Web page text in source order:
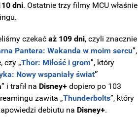
dni. Ostatnie trzy filmy MCU właśnie
czekaćaż 109 dni, czyli znacznie
Pantera: Wakanda w moim sercu”,
czy „Thor: Miłość i grom”, który
Nowy wspaniały świat”
” i trafił na Disney+ dopiero po 103
zawita „Thunderbolts”, który
debiutu na Disney+.